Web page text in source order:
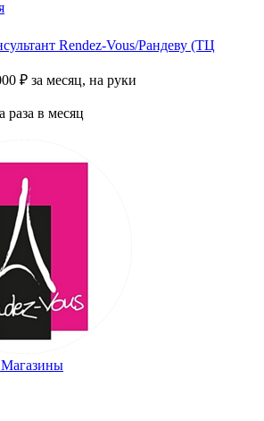
Rendez-Vous/Рандеву (ТЦ
₽ за месяц, на руки
в месяц
Магазины